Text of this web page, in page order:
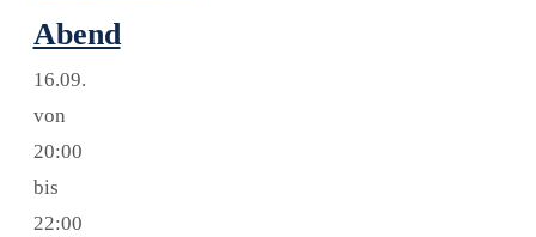
Abend
16.09.
von
20:00
bis
22:00